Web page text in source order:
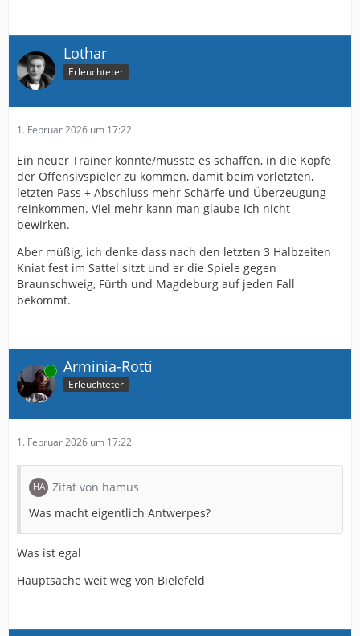
Lothar
Erleuchteter
1. Februar 2026 um 17:22
Ein neuer Trainer könnte/müsste es schaffen, in die Köpfe
der Offensivspieler zu kommen, damit beim vorletzten,
letzten Pass + Abschluss mehr Schärfe und Überzeugung
reinkommen. Viel mehr kann man glaube ich nicht
bewirken.
Aber müßig, ich denke dass nach den letzten 3 Halbzeiten
Kniat fest im Sattel sitzt und er die Spiele gegen
Braunschweig, Fürth und Magdeburg auf jeden Fall
bekommt.
Online Arminia-Rotti
Erleuchteter
1. Februar 2026 um 17:22
Zitat von hamus
Was macht eigentlich Antwerpes?
Was ist egal
Hauptsache weit weg von Bielefeld